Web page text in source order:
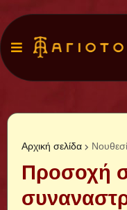
Αρχική σελίδα
Προσοχή